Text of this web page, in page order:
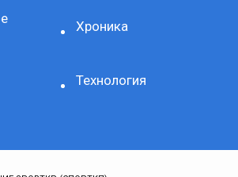
Хроника
Технология